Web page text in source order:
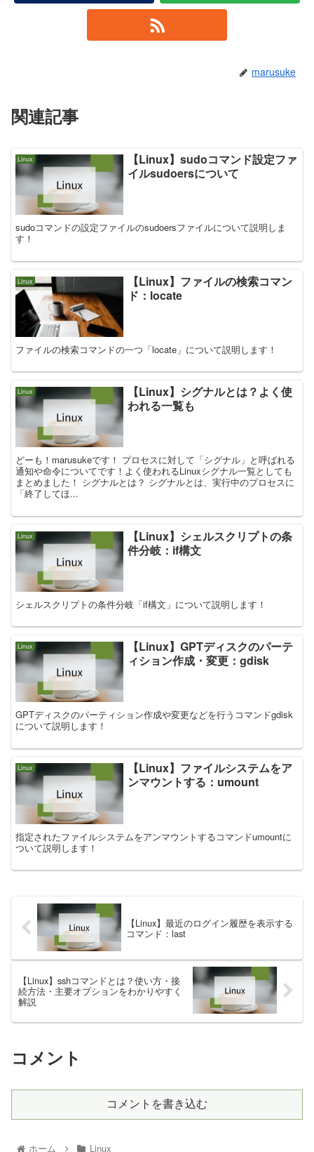
marusuke
関連記事
Linux
【Linux】sudoコマンド設定ファ
イルsudoersについて
sudoコマンドの設定ファイルのsudoersファイルについて説明しま
す！
Linux
【Linux】ファイルの検索コマン
ド：locate
ファイルの検索コマンドの一つ「locate」について説明します！
Linux
【Linux】シグナルとは？よく使
われる一覧も
どーも！marusukeです！ プロセスに対して「シグナル」と呼ばれる
通知や命令についてです！よく使われるLinuxシグナル一覧としても
まとめました！ シグナルとは？ シグナルとは、実行中のプロセスに
「終了してほ...
Linux
【Linux】シェルスクリプトの条
件分岐：if構文
シェルスクリプトの条件分岐「if構文」について説明します！
Linux
【Linux】GPTディスクのパーテ
ィション作成・変更：gdisk
GPTディスクのパーティション作成や変更などを行うコマンドgdisk
について説明します！
Linux
【Linux】ファイルシステムをア
ンマウントする：umount
指定されたファイルシステムをアンマウントするコマンドumountに
ついて説明します！
【Linux】最近のログイン履歴を表示する
コマンド：last
【Linux】sshコマンドとは？使い方・接
続方法・主要オプションをわかりやすく
解説
コメント
コメントを書き込む
ホーム Linux